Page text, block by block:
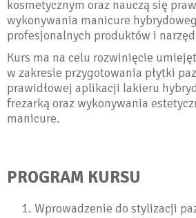
kosmetycznym oraz nauczą się
wykonywania manicure
profesjonalnych produktów i
Kurs ma na celu rozwinięcie
w zakresie przygotowania płytki
prawidłowej aplikacji lakieru
frezarką oraz wykonywania
manicure.
PROGRAM KURSU
Wprowadzenie do stylizacji